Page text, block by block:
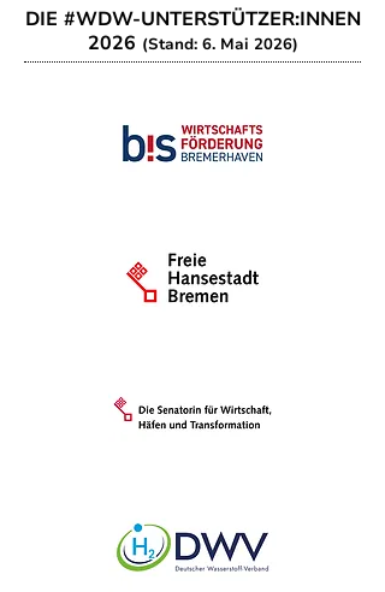
DIE #WDW-UNTERSTÜTZER:INNEN
2026 (Stand: 6. Mai 2026)